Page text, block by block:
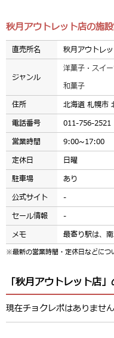
秋月アウトレット店の施
直売所名 秋月アウトレ
ジャンル
洋菓子・スイ
和菓子
住所
北海道 札幌市
電話番号
011-756-2521
営業時間
9:00~17:00
定休日
日曜
駐車場
あり
公式サイト
-
セール情報
-
メモ
最寄り駅は、
※最新の営業時間・定休日などにつ
「秋月アウトレット店
現在チョクレポはありません